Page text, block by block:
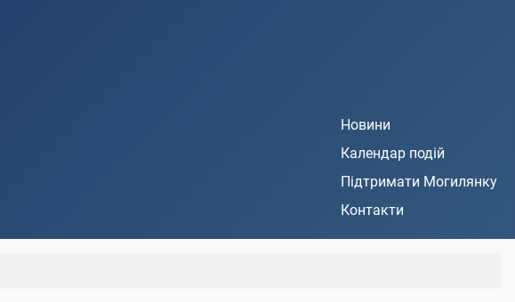
Новини
Календар подій
Підтримати Могилянку
Контакти